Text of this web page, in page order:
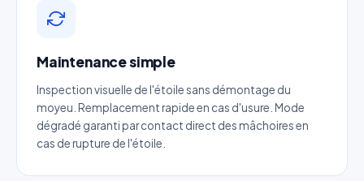
Maintenance simple
Inspection visuelle de l'étoile sans démontage du
moyeu. Remplacement rapide en cas d'usure. Mode
dégradé garanti par contact direct des mâchoires en
cas de rupture de l'étoile.
Nom complet
Entreprise
Email*